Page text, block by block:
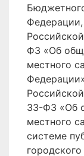
ФЗ «Об
местного
33-ФЗ «Об
местного
системе